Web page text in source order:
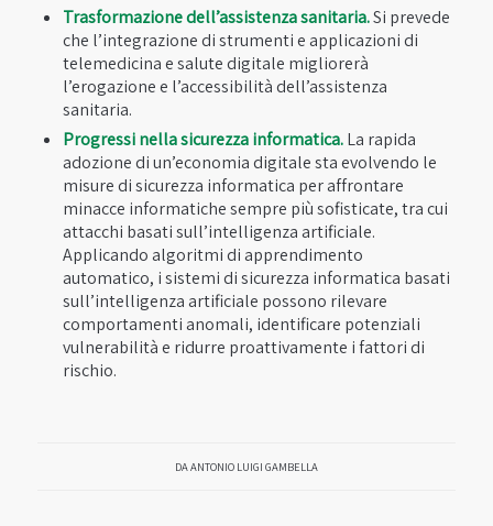
Trasformazione dell’assistenza sanitaria.Si prevede
che l’integrazione di strumenti e applicazioni di
telemedicina e salute digitale migliorerà
l’erogazione e l’accessibilità dell’assistenza
sanitaria.
Progressi nella sicurezza informatica.La rapida
adozione di un’economia digitale sta evolvendo le
misure di sicurezza informatica per affrontare
minacce informatiche sempre più sofisticate, tra cui
attacchi basati sull’intelligenza artificiale.
Applicando algoritmi di apprendimento
automatico, i sistemi di sicurezza informatica basati
sull’intelligenza artificiale possono rilevare
comportamenti anomali, identificare potenziali
vulnerabilità e ridurre proattivamente i fattori di
rischio.
DAANTONIO LUIGI GAMBELLA